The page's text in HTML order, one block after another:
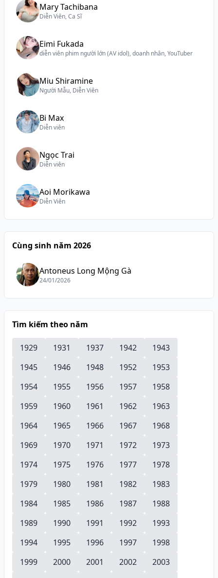
Mary Tachibana
Diễn Viên, Ca Sĩ
Eimi Fukada
diễn viên phim người lớn (AV idol), doanh nhân, YouTuber
Miu Shiramine
Người Mẫu, Diễn Viên
Bi Max
Diễn viên
Ngọc Trai
Diễn viên
Aoi Morikawa
Diễn Viên
Cùng sinh năm 2026
Antoneus Long Mộng Gà
24/01/2026
Tìm kiếm theo năm
1929 1931 1937 1942
1943
1945
1946 1948 1952
1953
1954
1955 1956 1957
1958
1959
1960 1961 1962
1963
1964
1965 1966 1967
1968
1969
1970 1971 1972
1973
1974
1975 1976 1977
1978
1979
1980 1981 1982
1983
1984
1985 1986 1987
1988
1989
1990 1991 1992
1993
1994
1995 1996 1997
1998
1999
2000 2001 2002
2003